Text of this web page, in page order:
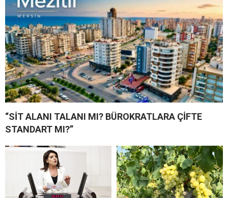
“SİT ALANI TALANI MI? BÜROKRATLARA ÇİFTE
STANDART MI?”